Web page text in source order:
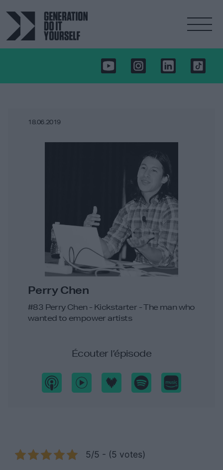
18.06.2019
Perry Chen
#83 Perry Chen - Kickstarter - The man who
wanted to empower artists
Écouter l’épisode
5/5 - (5 votes)